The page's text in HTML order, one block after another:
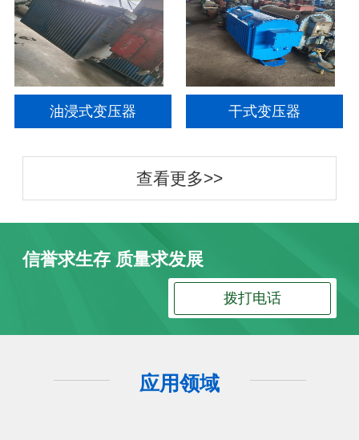
油浸式变压器 干式变压器
查看更多>>
信誉求生存 质量求发展
拨打电话
应用领域